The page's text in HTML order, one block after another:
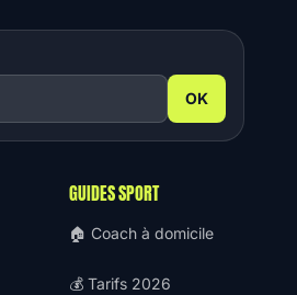
OK
GUIDES SPORT
🏠 Coach à domicile
💰 Tarifs 2026